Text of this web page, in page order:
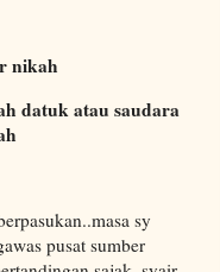
nikah
datuk atau saudara
sy
pusat sumber